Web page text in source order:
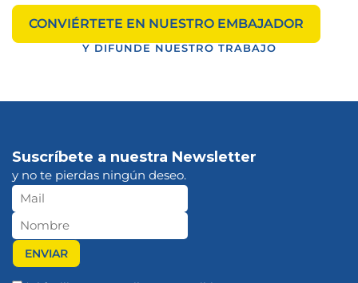
CONVIÉRTETE EN NUESTRO EMBAJADOR
Y DIFUNDE NUESTRO TRABAJO
Suscríbete a nuestra Newsletter
y no te pierdas ningún deseo.